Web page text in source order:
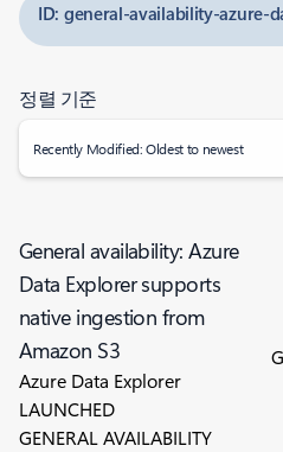
ID: general-availability-azure-
정렬 기준
Recently Modified: Oldest to newest
General availability: Azure
Data Explorer supports
native ingestion from
Amazon S3
Azure Data Explorer
LAUNCHED
GENERAL AVAILABILITY